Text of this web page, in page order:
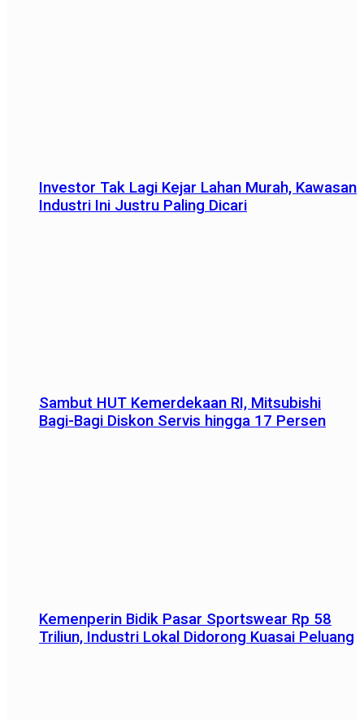
Investor Tak Lagi Kejar Lahan Murah, Kawasan
Industri Ini Justru Paling Dicari
Sambut HUT Kemerdekaan RI, Mitsubishi
Bagi-Bagi Diskon Servis hingga 17 Persen
Kemenperin Bidik Pasar Sportswear Rp 58
Triliun, Industri Lokal Didorong Kuasai Peluang